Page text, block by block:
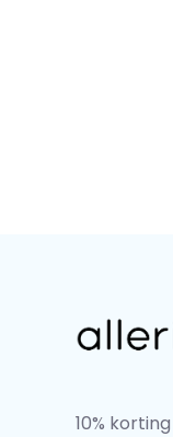
10%